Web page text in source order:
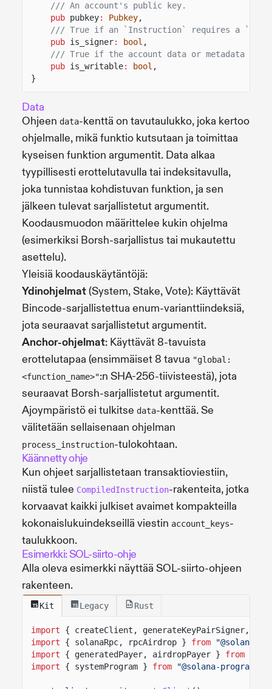
/// An account's public key.
pub pubkey: Pubkey,
/// True if an `Instruction` requires a
pub is_signer: bool ,
/// True if the account data or metadata may
pub is_writable: bool ,
}
Data
Ohjeen data-kenttä on tavutaulukko, joka kertoo
ohjelmalle, mikä funktio kutsutaan ja toimittaa
kyseisen funktion argumentit. Data alkaa
tyypillisesti erottelutavulla tai indeksitavulla,
joka tunnistaa kohdistuvan funktion, ja sen
jälkeen tulevat sarjallistetut argumentit.
Koodausmuodon määrittelee kukin ohjelma
(esimerkiksi Borsh-sarjallistus tai mukautettu
asettelu).
Yleisiä koodauskäytäntöjä:
Ydinohjelmat(System, Stake, Vote): Käyttävät
Bincode-sarjallistettua enum-varianttiindeksiä,
jota seuraavat sarjallistetut argumentit.
Anchor-ohjelmat: Käyttävät 8-tavuista
erottelutapaa (ensimmäiset 8 tavua "global:
<function_name>":n SHA-256-tiivisteestä), jota
seuraavat Borsh-sarjallistetut argumentit.
Ajoympäristö ei tulkitse data-kenttää. Se
välitetään sellaisenaan ohjelman
process_instruction-tulokohtaan.
Käännetty ohje
Kun ohjeet sarjallistetaan transaktioviestiin,
niistä tulee CompiledInstruction-rakenteita, jotka
korvaavat kaikki julkiset avaimet kompakteilla
kokonaislukuindekseillä viestin account_keys-
taulukkoon.
Esimerkki: SOL-siirto-ohje
Alla oleva esimerkki näyttää SOL-siirto-ohjeen
rakenteen.
Kit Legacy Rust
import
{ createClient, generateKeyPairSigner,
import
{ solanaRpc, rpcAirdrop } from
"@solana/
import
{ generatedPayer, airdropPayer } from
import
{ systemProgram } from "@solana-program/